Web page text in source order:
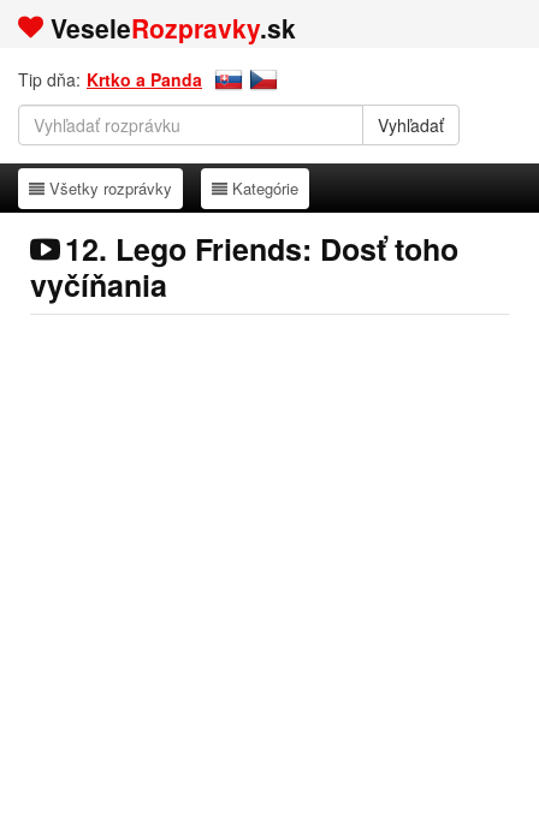
VeseleRozpravky.sk
Tip dňa: Krtko a Panda
Všetky rozprávky
Všetky rozprávky Kategórie
Kategórie
12. Lego Friends: Dosť toho
vyčíňania